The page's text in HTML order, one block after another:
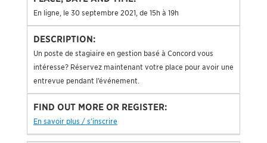
En ligne, le 30 septembre 2021, de 15h à 19h
Un poste de stagiaire en gestion basé à Concord vous
intéresse? Réservez maintenant votre place pour avoir une
entrevue pendant l’événement.
En savoir plus / s’inscrire